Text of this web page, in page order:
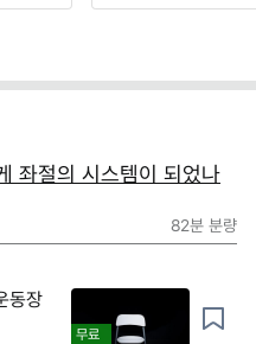
좌절의 시스템이 되었나
82분 분량
동장
무료